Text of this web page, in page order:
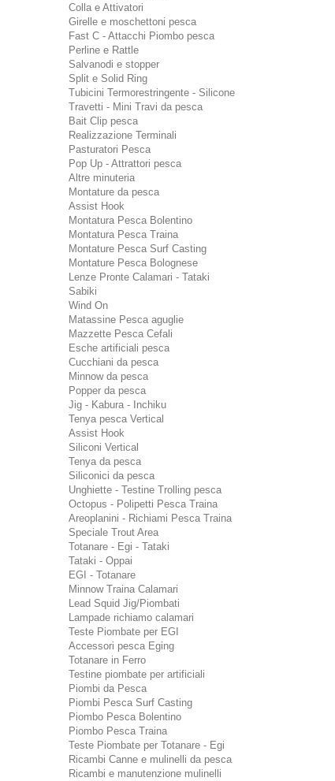
Colla e Attivatori
Girelle e moschettoni pesca
Fast C - Attacchi Piombo pesca
Perline e Rattle
Salvanodi e stopper
Split e Solid Ring
Tubicini Termorestringente - Silicone
Travetti - Mini Travi da pesca
Bait Clip pesca
Realizzazione Terminali
Pasturatori Pesca
Pop Up - Attrattori pesca
Altre minuteria
Montature da pesca
Assist Hook
Montatura Pesca Bolentino
Montatura Pesca Traina
Montature Pesca Surf Casting
Montature Pesca Bolognese
Lenze Pronte Calamari - Tataki
Sabiki
Wind On
Matassine Pesca aguglie
Mazzette Pesca Cefali
Esche artificiali pesca
Cucchiani da pesca
Minnow da pesca
Popper da pesca
Jig - Kabura - Inchiku
Tenya pesca Vertical
Assist Hook
Siliconi Vertical
Tenya da pesca
Siliconici da pesca
Unghiette - Testine Trolling pesca
Octopus - Polipetti Pesca Traina
Areoplanini - Richiami Pesca Traina
Speciale Trout Area
Totanare - Egi - Tataki
Tataki - Oppai
EGI - Totanare
Minnow Traina Calamari
Lead Squid Jig/Piombati
Lampade richiamo calamari
Teste Piombate per EGI
Accessori pesca Eging
Totanare in Ferro
Testine piombate per artificiali
Piombi da Pesca
Piombi Pesca Surf Casting
Piombo Pesca Bolentino
Piombo Pesca Traina
Teste Piombate per Totanare - Egi
Ricambi Canne e mulinelli da pesca
Ricambi e manutenzione mulinelli